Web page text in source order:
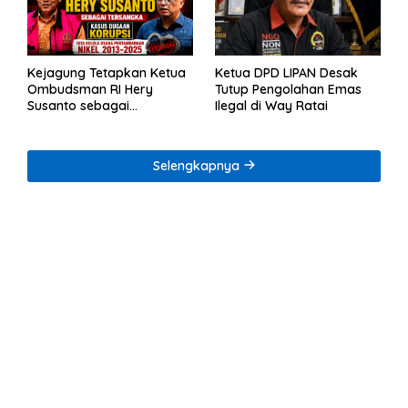
Kejagung Tetapkan Ketua
Ombudsman RI Hery
Susanto sebagai
Tambang Nikel
Ketua DPD LIPAN Desak
Tutup Pengolahan Emas
Ilegal di Way Ratai
Selengkapnya